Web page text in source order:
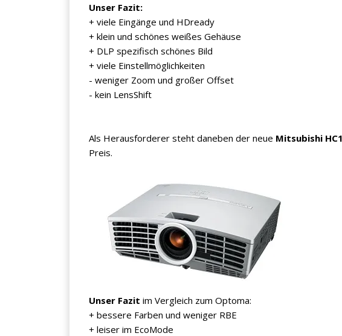
Unser Fazit:
+ viele Eingänge und HDready
+ klein und schönes weißes Gehäuse
+ DLP spezifisch schönes Bild
+ viele Einstellmöglichkeiten
- weniger Zoom und großer Offset
- kein LensShift
Als Herausforderer steht daneben der neue Mitsubishi
Preis.
Unser Fazit im Vergleich zum Optoma:
+ bessere Farben und weniger RBE
+ leiser im EcoMode